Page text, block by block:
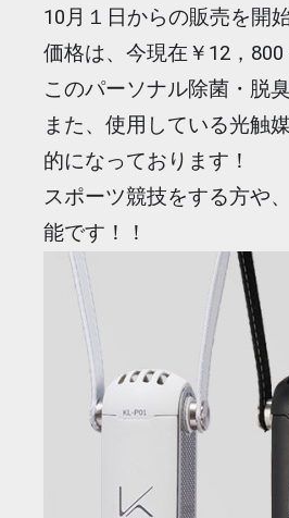
10月１日からの販売を開
価格は、今現在￥12，
このパーソナル除菌・脱
また、使用している光触
的になっております！
スポーツ競技をする方や
能です！！